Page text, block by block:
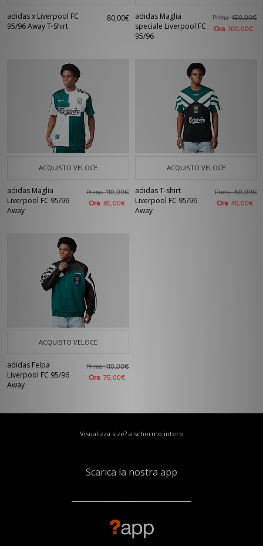
adidas x Liverpool FC
95/96 Away T-Shirt
80,00€
adidas Maglia
speciale Liverpool FC
95/96
Prima150,00€
Ora 100,00€
ACQUISTO VELOCE
adidas Maglia
Liverpool FC 95/96
Away
Prima110,00€
Ora 85,00€
ACQUISTO VELOCE
adidas T-shirt
Liverpool FC 95/96
Away
Prima60,00€
Ora 45,00€
ACQUISTO VELOCE
adidas Felpa
Liverpool FC 95/96
Away
Prima110,00€
Ora 75,00€
Visualizza size? a schermo intero
Scarica la nostra app